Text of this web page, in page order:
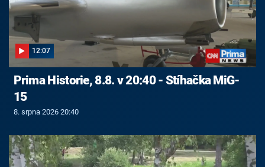
12:07
Prima Historie, 8.8. v 20:40 - Stíhačka MiG-
15
8. srpna 2026 20:40